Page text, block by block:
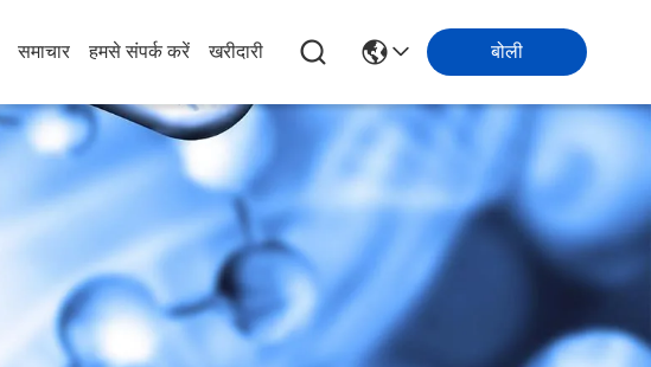
समाचार हमसे संपर्क करें खरीदारी बोली